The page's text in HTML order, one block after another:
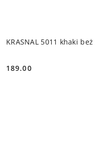
KRASNAL 5011 khaki beż
Cena:
189.00